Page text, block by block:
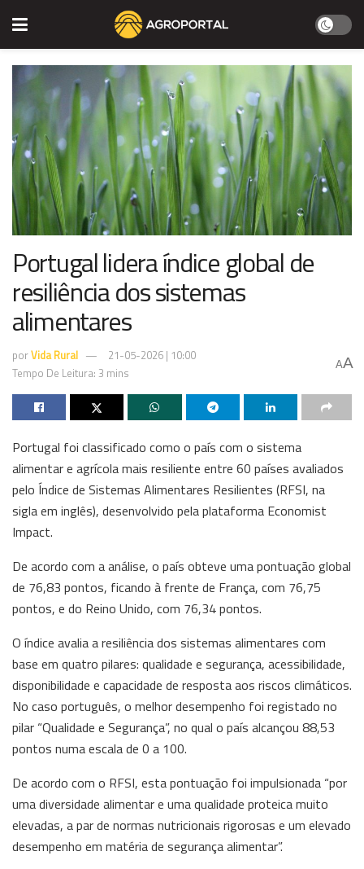
Portugal lidera índice global de
resiliência dos sistemas
alimentares
porVida Rural
21-05-2026 | 10:00
Tempo De Leitura: 3 mins
AA
Portugal foi classificado como o país com o sistema
alimentar e agrícola mais resiliente entre 60 países avaliados
pelo Índice de Sistemas Alimentares Resilientes (RFSI, na
sigla em inglês), desenvolvido pela plataforma Economist
Impact.
De acordo com a análise, o país obteve uma pontuação global
de 76,83 pontos, ficando à frente de França, com 76,75
pontos, e do Reino Unido, com 76,34 pontos.
O índice avalia a resiliência dos sistemas alimentares com
base em quatro pilares: qualidade e segurança, acessibilidade,
disponibilidade e capacidade de resposta aos riscos climáticos.
No caso português, o melhor desempenho foi registado no
pilar “Qualidade e Segurança”, no qual o país alcançou 88,53
pontos numa escala de 0 a 100.
De acordo com o RFSI, esta pontuação foi impulsionada “por
uma diversidade alimentar e uma qualidade proteica muito
elevadas, a par de normas nutricionais rigorosas e um elevado
desempenho em matéria de segurança alimentar”.